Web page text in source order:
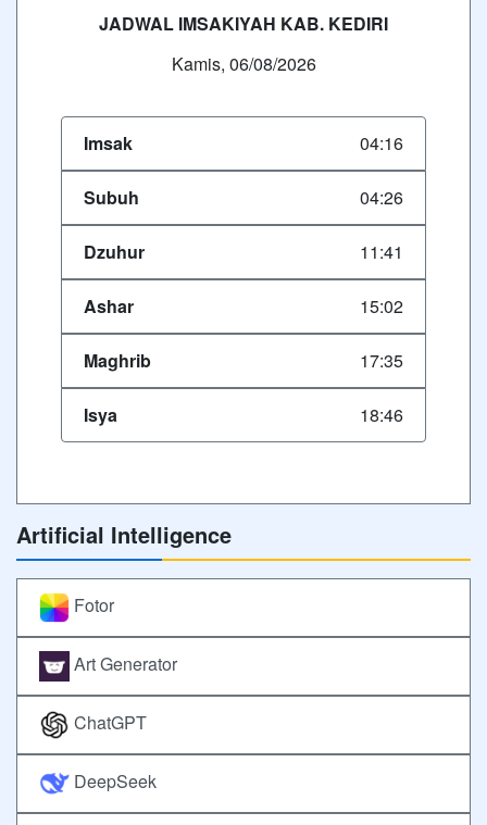
JADWAL IMSAKIYAH KAB. KEDIRI
Kamis, 06/08/2026
Imsak 04:16
Subuh 04:26
Dzuhur 11:41
Ashar 15:02
Maghrib 17:35
Isya 18:46
Artificial Intelligence
Fotor
Art Generator
ChatGPT
DeepSeek